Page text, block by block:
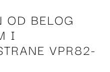
OD BELOG
I
VPR82-